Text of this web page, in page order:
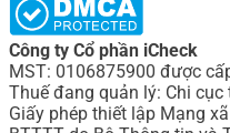
Công ty Cổ phần iCheck
MST: 0106875900 được
Thuế đang quản lý: Chi cục
Giấy phép thiết lập Mạng